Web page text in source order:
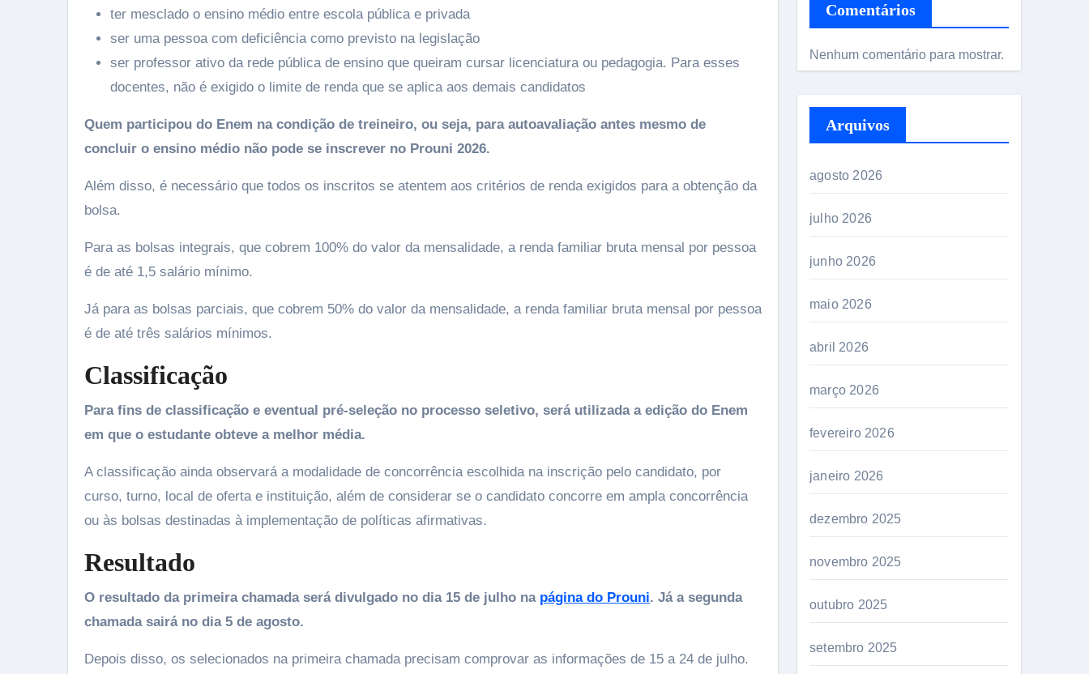
ter mesclado o ensino médio entre escola pública e privada
ser uma pessoa com deficiência como previsto na legislação
ser professor ativo da rede pública de ensino que queiram cursar licenciatura ou pedagogia. Para esses
docentes, não é exigido o limite de renda que se aplica aos demais candidatos
Quem participou do Enem na condição de treineiro, ou seja, para autoavaliação antes mesmo de
concluir o ensino médio não pode se inscrever no Prouni 2026.
Além disso, é necessário que todos os inscritos se atentem aos critérios de renda exigidos para a obtenção da
bolsa.
Para as bolsas integrais, que cobrem 100% do valor da mensalidade, a renda familiar bruta mensal por pessoa
é de até 1,5 salário mínimo.
Já para as bolsas parciais, que cobrem 50% do valor da mensalidade, a renda familiar bruta mensal por pessoa
é de até três salários mínimos.
Classificação
Para fins de classificação e eventual pré-seleção no processo seletivo, será utilizada a edição do Enem
em que o estudante obteve a melhor média.
A classificação ainda observará a modalidade de concorrência escolhida na inscrição pelo candidato, por
curso, turno, local de oferta e instituição, além de considerar se o candidato concorre em ampla concorrência
ou às bolsas destinadas à implementação de políticas afirmativas.
Resultado
O resultado da primeira chamada será divulgado no dia 15 de julho na página do Prouni. Já a segunda
chamada sairá no dia 5 de agosto.
Depois disso, os selecionados na primeira chamada precisam comprovar as informações de 15 a 24 de julho.
Comentários
Nenhum comentário para mostrar.
Arquivos
agosto 2026
julho 2026
junho 2026
maio 2026
abril 2026
março 2026
fevereiro 2026
janeiro 2026
dezembro 2025
novembro 2025
outubro 2025
setembro 2025